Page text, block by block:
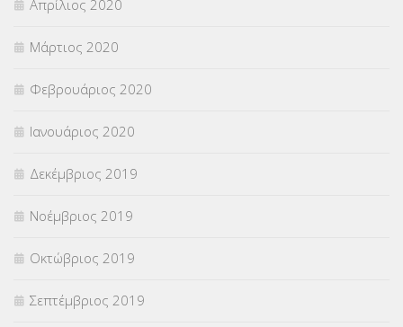
Απρίλιος 2020
Μάρτιος 2020
Φεβρουάριος 2020
Ιανουάριος 2020
Δεκέμβριος 2019
Νοέμβριος 2019
Οκτώβριος 2019
Σεπτέμβριος 2019